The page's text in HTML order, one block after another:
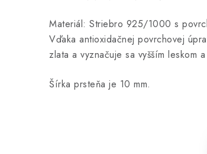
Materiál: Striebro 925/1000 s
Vďaka antioxidačnej povrchovej
zlata a vyznačuje sa vyšším leskom
Šírka prsteňa je 10 mm.